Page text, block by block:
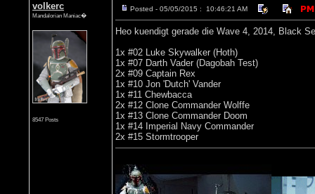
volkerc
Mandalorian Maniac�
8547 Posts
Posted - 05/05/2015 : 10:46:21 AM
Heo kuendigt gerade die Wave 4, 2014, Black
1x #02 Luke Skywalker (Hoth)
1x #07 Darth Vader (Dagobah Test)
2x #09 Captain Rex
1x #10 Jon 'Dutch' Vander
1x #11 Chewbacca
2x #12 Clone Commander Wolffe
1x #13 Clone Commander Doom
1x #14 Imperial Navy Commander
2x #15 Stormtrooper